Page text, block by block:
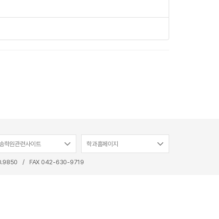
학원관련사이트 학과홈페이지
/ FAX 042-630-9719